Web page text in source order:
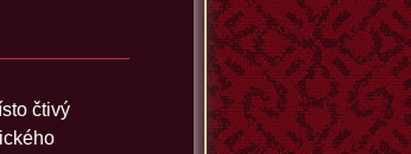
čtivý